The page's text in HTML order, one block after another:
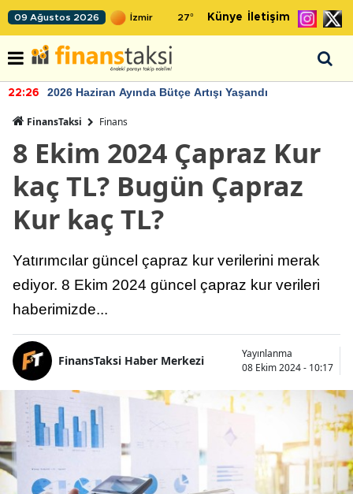
09 Ağustos 2026 27° Künye İletişim
22:26 2026 Haziran Ayında Bütçe Artışı Yaşandı
FinansTaksi Finans
8 Ekim 2024 Çapraz Kur
kaç TL? Bugün Çapraz
Kur kaç TL?
Yatırımcılar güncel çapraz kur verilerini merak
ediyor. 8 Ekim 2024 güncel çapraz kur verileri
haberimizde...
FinansTaksi Haber Merkezi
Yayınlanma
08 Ekim 2024 - 10:17